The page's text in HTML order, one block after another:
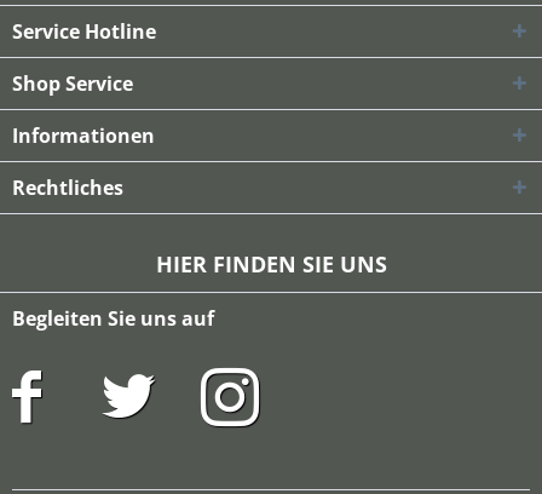
Service Hotline
Shop Service
Informationen
Rechtliches
HIER FINDEN SIE UNS
Begleiten Sie uns auf